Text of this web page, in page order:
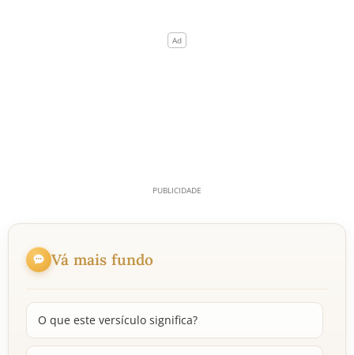
Vá mais fundo
O que este versículo significa?